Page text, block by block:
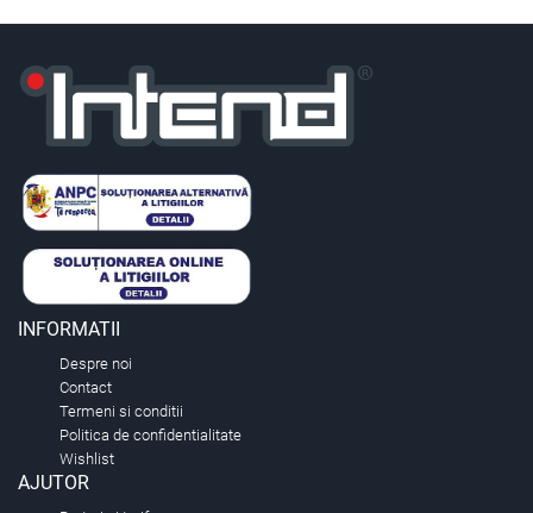
INFORMATII
Despre noi
Contact
Termeni si conditii
Politica de confidentialitate
Wishlist
AJUTOR